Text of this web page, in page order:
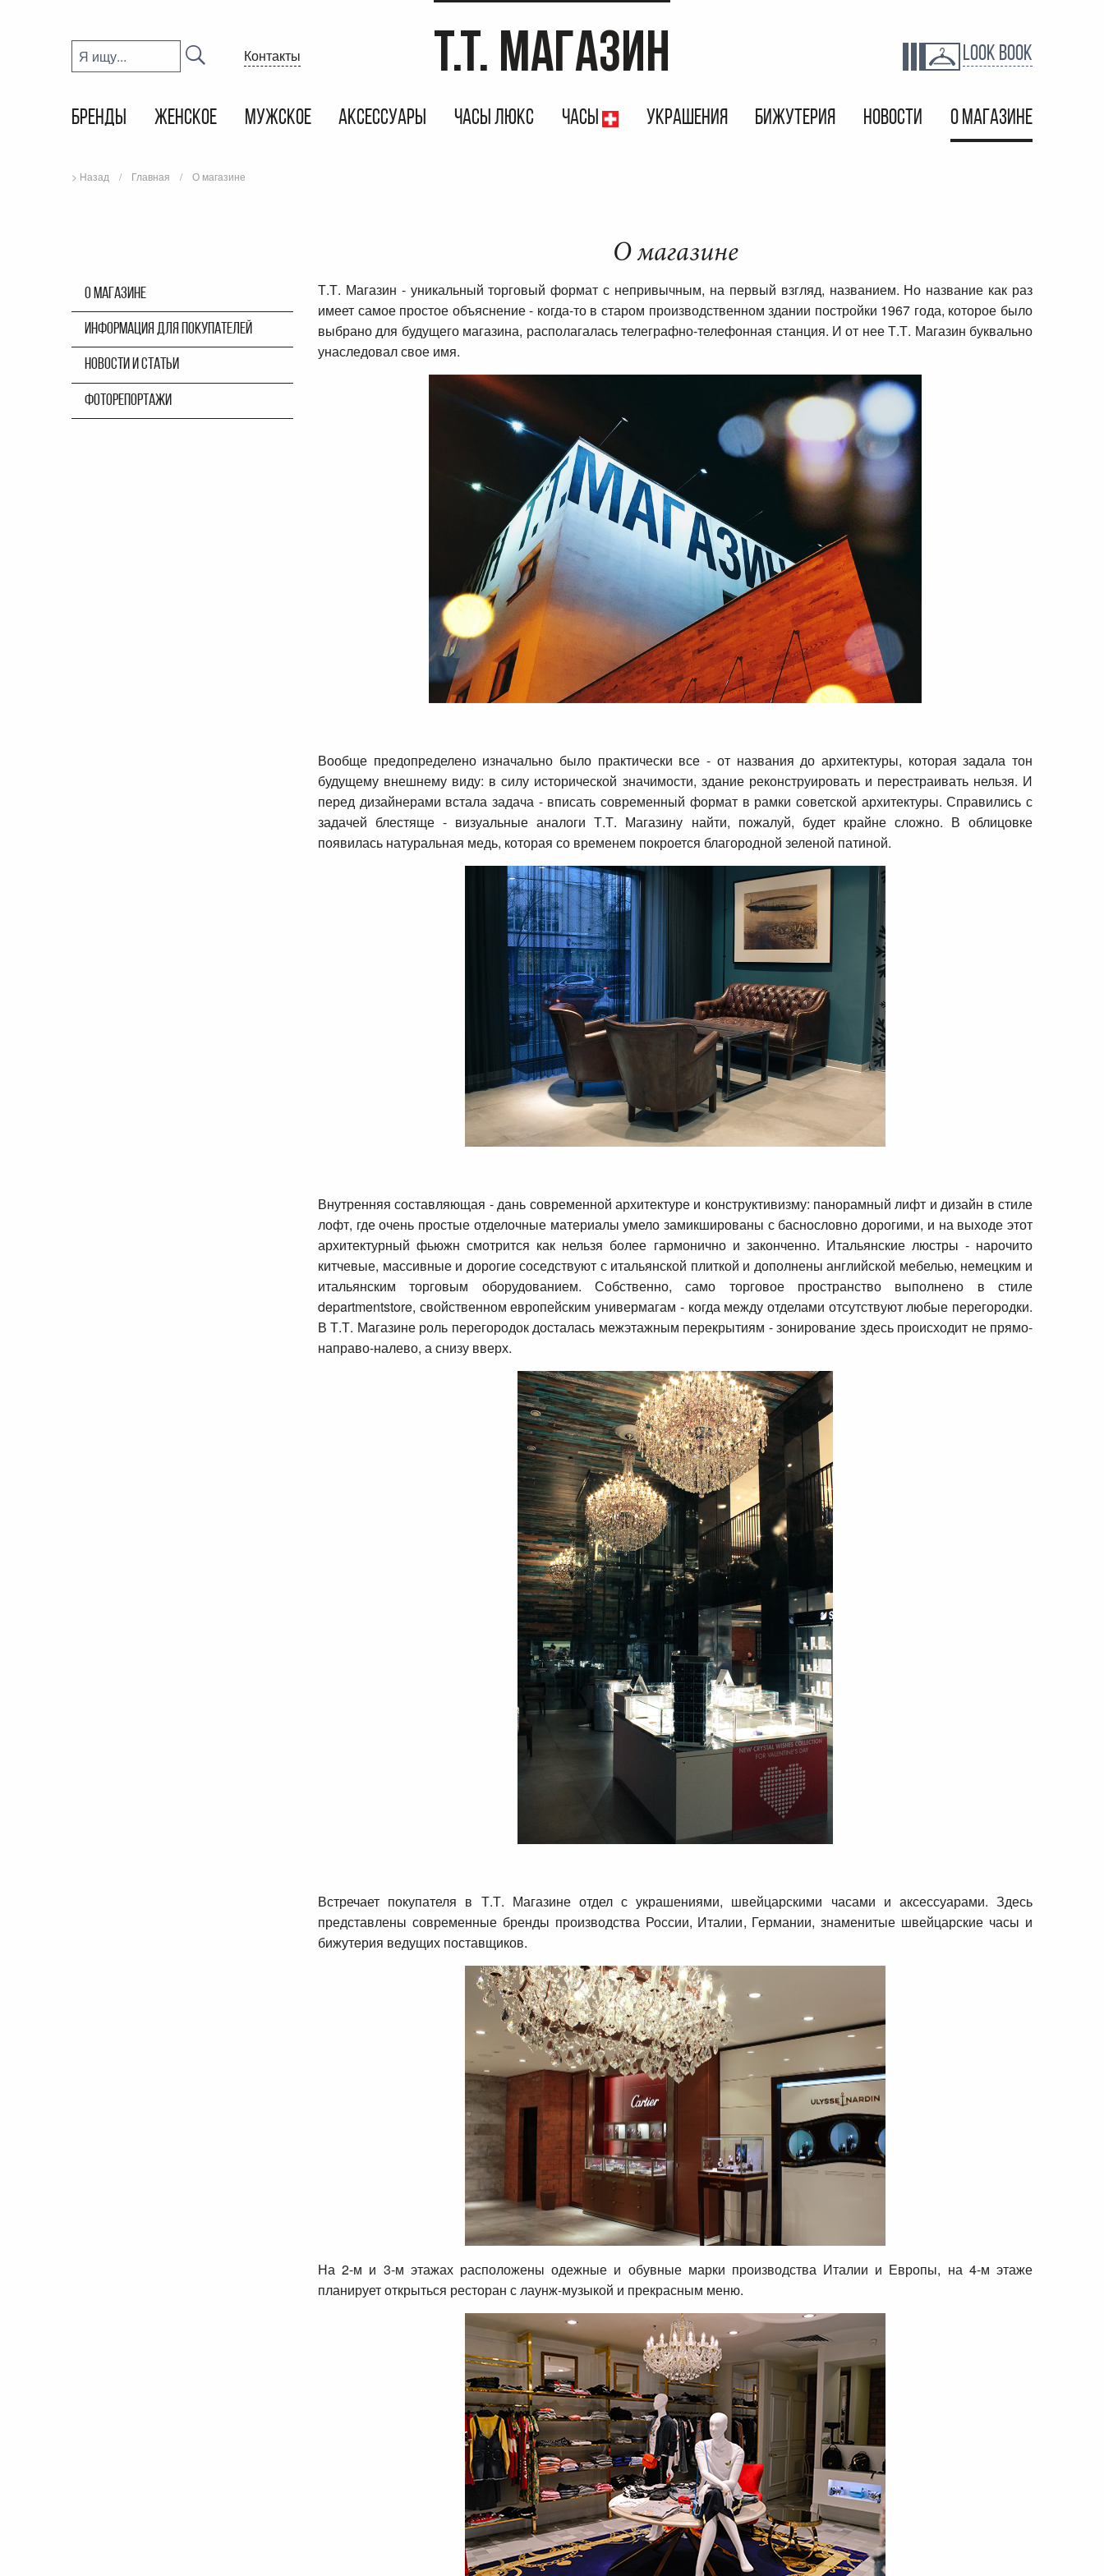
Контакты T.T. МАГАЗИН LOOK BOOK
БРЕНДЫ ЖЕНСКОЕ МУЖСКОЕ АКСЕССУАРЫ ЧАСЫ ЛЮКС ЧАСЫ УКРАШЕНИЯ БИЖУТЕРИЯ НОВОСТИ О МАГАЗИНЕ
> Назад Главная О магазине
О МАГАЗИНЕ
ИНФОРМАЦИЯ ДЛЯ ПОКУПАТЕЛЕЙ
НОВОСТИ И СТАТЬИ
ФОТОРЕПОРТАЖИ
О магазине
Т.Т. Магазин - уникальный торговый формат с непривычным, на первый взгляд, названием. Но название как раз
имеет самое простое объяснение - когда-то в старом производственном здании постройки 1967 года, которое было
выбрано для будущего магазина, располагалась телеграфно-телефонная станция. И от нее Т.Т. Магазин буквально
унаследовал свое имя.
Вообще предопределено изначально было практически все - от названия до архитектуры, которая задала тон
будущему внешнему виду: в силу исторической значимости, здание реконструировать и перестраивать нельзя. И
перед дизайнерами встала задача - вписать современный формат в рамки советской архитектуры. Справились с
задачей блестяще - визуальные аналоги Т.Т. Магазину найти, пожалуй, будет крайне сложно. В облицовке
появилась натуральная медь, которая со временем покроется благородной зеленой патиной.
Внутренняя составляющая - дань современной архитектуре и конструктивизму: панорамный лифт и дизайн в стиле
лофт, где очень простые отделочные материалы умело замикшированы с баснословно дорогими, и на выходе этот
архитектурный фьюжн смотрится как нельзя более гармонично и законченно. Итальянские люстры - нарочито
китчевые, массивные и дорогие соседствуют с итальянской плиткой и дополнены английской мебелью, немецким и
итальянским торговым оборудованием. Собственно, само торговое пространство выполнено в стиле
departmentstore, свойственном европейским универмагам - когда между отделами отсутствуют любые перегородки.
В Т.Т. Магазине роль перегородок досталась межэтажным перекрытиям - зонирование здесь происходит не прямо-
направо-налево, а снизу вверх.
Встречает покупателя в Т.Т. Магазине отдел с украшениями, швейцарскими часами и аксессуарами. Здесь
представлены современные бренды производства России, Италии, Германии, знаменитые швейцарские часы и
бижутерия ведущих поставщиков.
На 2-м и 3-м этажах расположены одежные и обувные марки производства Италии и Европы, на 4-м этаже
планирует открыться ресторан с лаунж-музыкой и прекрасным меню.